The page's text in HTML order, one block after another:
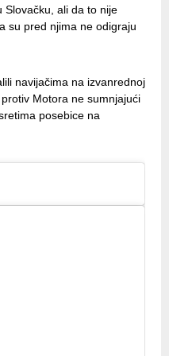
Slovačku, ali da to nije
su pred njima ne odigraju
navijačima na izvanrednoj
Motora ne sumnjajući
posebice na